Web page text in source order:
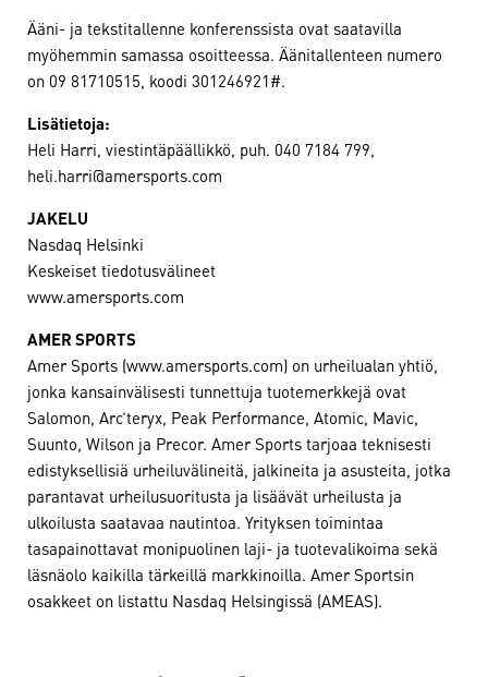
Ääni- ja tekstitallenne konferenssista ovat saatavilla
myöhemmin samassa osoitteessa. Äänitallenteen numero
on 09 81710515, koodi 301246921#.
Lisätietoja:
Heli Harri, viestintäpäällikkö, puh. 040 7184 799,
heli.harri@amersports.com
JAKELU
Nasdaq Helsinki
Keskeiset tiedotusvälineet
www.amersports.com
AMER SPORTS
Amer Sports (www.amersports.com) on urheilualan yhtiö,
jonka kansainvälisesti tunnettuja tuotemerkkejä ovat
Salomon, Arc’teryx, Peak Performance, Atomic, Mavic,
Suunto, Wilson ja Precor. Amer Sports tarjoaa teknisesti
edistyksellisiä urheiluvälineitä, jalkineita ja asusteita, jotka
parantavat urheilusuoritusta ja lisäävät urheilusta ja
ulkoilusta saatavaa nautintoa. Yrityksen toimintaa
tasapainottavat monipuolinen laji- ja tuotevalikoima sekä
läsnäolo kaikilla tärkeillä markkinoilla. Amer Sportsin
osakkeet on listattu Nasdaq Helsingissä (AMEAS).